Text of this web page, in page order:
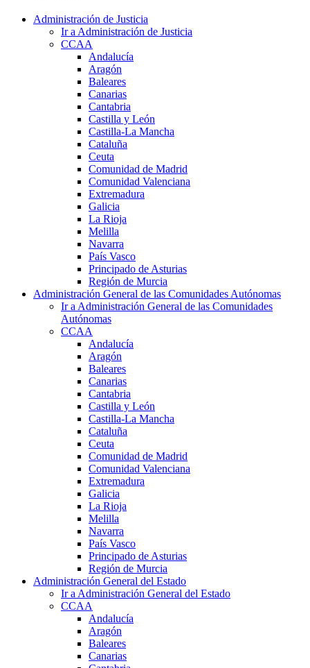
Administración de Justicia
Ir a Administración de Justicia
CCAA
Andalucía
Aragón
Baleares
Canarias
Cantabria
Castilla y León
Castilla-La Mancha
Cataluña
Ceuta
Comunidad de Madrid
Comunidad Valenciana
Extremadura
Galicia
La Rioja
Melilla
Navarra
País Vasco
Principado de Asturias
Región de Murcia
Administración General de las Comunidades Autónomas
Ir a Administración General de las Comunidades
Autónomas
CCAA
Andalucía
Aragón
Baleares
Canarias
Cantabria
Castilla y León
Castilla-La Mancha
Cataluña
Ceuta
Comunidad de Madrid
Comunidad Valenciana
Extremadura
Galicia
La Rioja
Melilla
Navarra
País Vasco
Principado de Asturias
Región de Murcia
Administración General del Estado
Ir a Administración General del Estado
CCAA
Andalucía
Aragón
Baleares
Canarias